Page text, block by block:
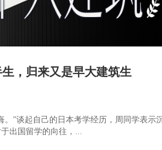
生，归来又是早大建筑生
。”谈起自己的日本考学经历，周同学表示
出国留学的向往，...